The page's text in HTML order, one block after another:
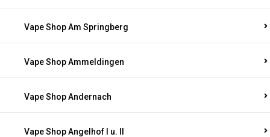
Vape Shop Am Springberg
Vape Shop Ammeldingen
Vape Shop Andernach
Vape Shop Angelhof I u. II